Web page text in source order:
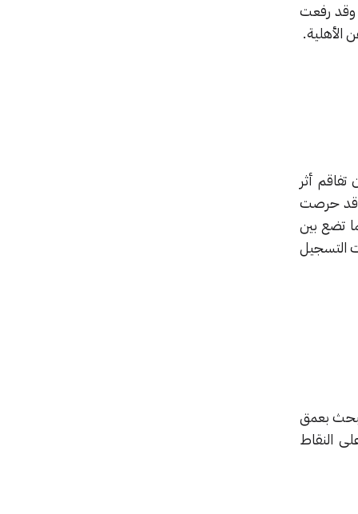
وقد رفعت
الأهلية.
أثر
قد حرصت
تضع بين
التسجيل
بعمق
النقاط